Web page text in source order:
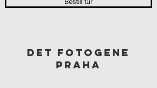
DET FOTOGENE
PRAHA